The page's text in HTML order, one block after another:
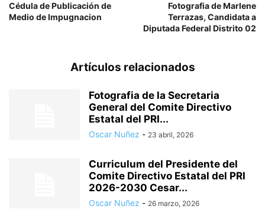
Cédula de Publicación de
Medio de Impugnacion
Fotografia de Marlene
Terrazas, Candidata a
Diputada Federal Distrito 02
Artículos relacionados
Fotografia de la Secretaria
General del Comite Directivo
Estatal del PRI...
Oscar Nuñez - 23 abril, 2026
Curriculum del Presidente del
Comite Directivo Estatal del PRI
2026-2030 Cesar...
Oscar Nuñez - 26 marzo, 2026